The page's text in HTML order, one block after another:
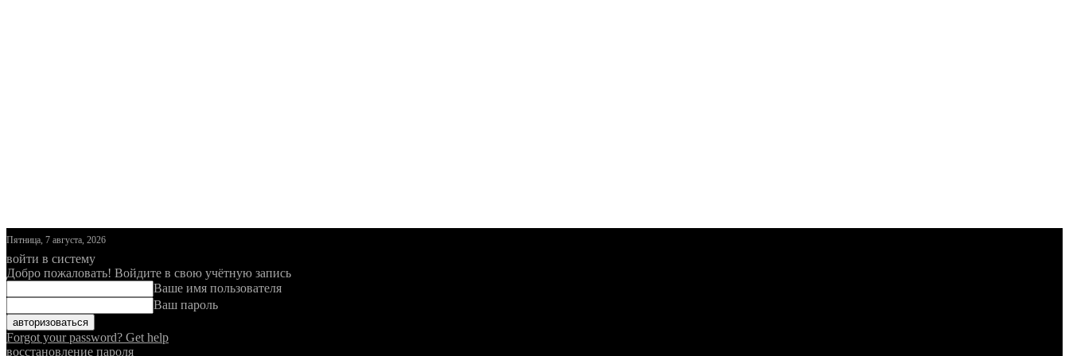
Пятница, 7 августа, 2026
войти в систему
Добро пожаловать! Войдите в свою учётную запись
Ваше имя пользователя
Ваш пароль
Forgot your password? Get help
восстановление пароля